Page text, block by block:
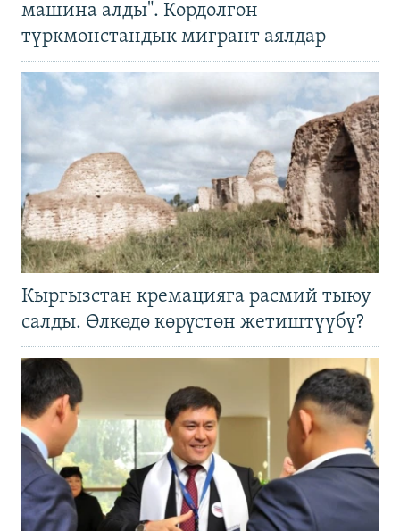
машина алды". Кордолгон
түркмөнстандык мигрант аялдар
Кыргызстан кремацияга расмий тыюу
салды. Өлкөдө көрүстөн жетиштүүбү?